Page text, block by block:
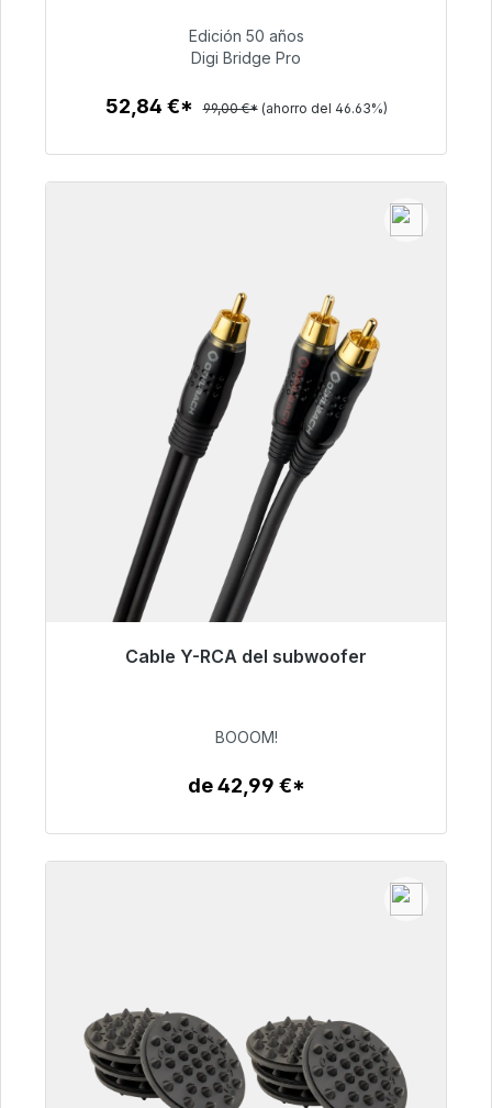
52,84 €
Edición 50 años
Digi Bridge Pro
52,84 €* 99,00 €* (ahorro del 46.63%)
Cable Y-RCA del subwoofer
Listo para envío inmediato, plazo de entrega
53,49 €
BOOOM!
de 42,99 €*